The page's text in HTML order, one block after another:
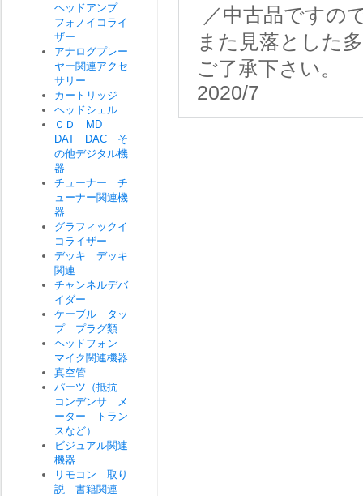
／中古品ですの
また見落とした
ご了承下さい。
2020/7
ヘッドアンプ
フォノイコライ
ザー
アナログプレー
ヤー関連アクセ
サリー
カートリッジ
ヘッドシェル
ＣＤ MD
DAT DAC そ
の他デジタル機
器
チューナー チ
ューナー関連機
器
グラフィックイ
コライザー
デッキ デッキ
関連
チャンネルデバ
イダー
ケーブル タッ
プ プラグ類
ヘッドフォン
マイク関連機器
真空管
パーツ（抵抗
コンデンサ メ
ーター トラン
スなど）
ビジュアル関連
機器
リモコン 取り
説 書籍関連